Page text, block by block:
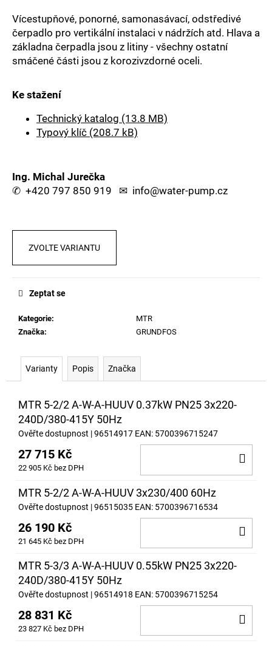
Vícestupňové, ponorné, samonasávací, odstředivé
čerpadlo pro vertikální instalaci v nádržích atd. Hlava a
základna čerpadla jsou z litiny - všechny ostatní
smáčené části jsou z korozivzdorné oceli.
Ke stažení
Technický katalog (13.8 MB)
Typový klíč (208.7 kB)
Ing. Michal Jurečka
✆ +420 797 850 919 ✉ info@water-pump.cz
ZVOLTE VARIANTU
Kategorie:
MTR
Značka:
GRUNDFOS
Zeptat se
Varianty Popis Značka
MTR 5-2/2 A-W-A-HUUV 0.37kW PN25 3x220-
240D/380-415Y 50Hz
Ověřte dostupnost | 96514917 EAN: 5700396715247
27 715 Kč
22 905 Kč bez DPH
MTR 5-2/2 A-W-A-HUUV 3x230/400 60Hz
Ověřte dostupnost | 96515035 EAN: 5700396716534
26 190 Kč
21 645 Kč bez DPH
MTR 5-3/3 A-W-A-HUUV 0.55kW PN25 3x220-
240D/380-415Y 50Hz
Ověřte dostupnost | 96514918 EAN: 5700396715254
28 831 Kč
23 827 Kč bez DPH
a
j
í
t
HLEDAT
D
o
č
e
m